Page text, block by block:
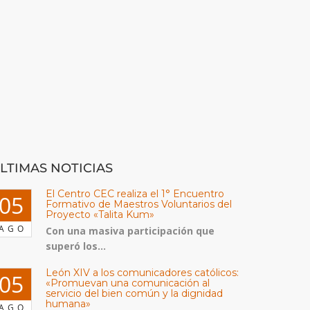
NOTICIAS
El Centro CEC realiza el 1° Encuentro
Formativo de Maestros Voluntarios del
Proyecto «Talita Kum»
Con una masiva participación que
superó los...
León XIV a los comunicadores católicos:
«Promuevan una comunicación al
servicio del bien común y la dignidad
humana»